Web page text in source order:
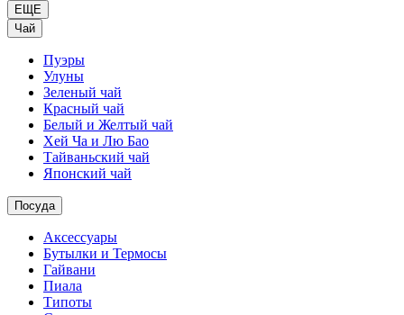
ЕЩЕ
Чай
Пуэры
Улуны
Зеленый чай
Красный чай
Белый и Желтый чай
Хей Ча и Лю Бао
Тайваньский чай
Японский чай
Посуда
Аксессуары
Бутылки и Термосы
Гайвани
Пиала
Типоты